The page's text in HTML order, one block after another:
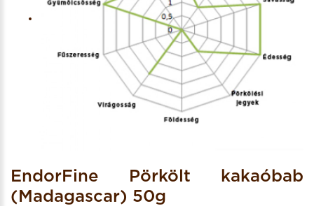
EndorFine Pörkölt kakaóbab
(Madagascar) 50g